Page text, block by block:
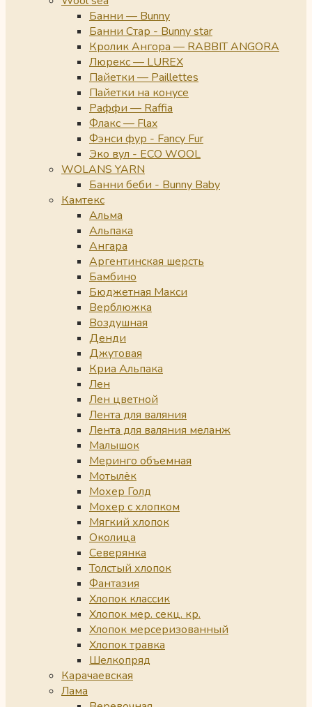
Банни — Bunny
Банни Стар - Bunny star
Кролик Ангора — RABBIT ANGORA
Люрекс — LUREX
Пайетки — Paillettes
Пайетки на конусе
Раффи — Raffia
Флакс — Flax
Фэнси фур - Fancy Fur
Эко вул - ECO WOOL
WOLANS YARN
Банни беби - Bunny Baby
Камтекс
Альма
Альпака
Ангара
Аргентинская шерсть
Бамбино
Бюджетная Макси
Верблюжка
Воздушная
Денди
Джутовая
Криа Альпака
Лен
Лен цветной
Лента для валяния
Лента для валяния меланж
Малышок
Меринго объемная
Мотылёк
Мохер Голд
Мохер с хлопком
Мягкий хлопок
Околица
Северянка
Толстый хлопок
Фантазия
Хлопок классик
Хлопок мер. секц. кр.
Хлопок мерсеризованный
Хлопок травка
Шелкопряд
Карачаевская
Лама